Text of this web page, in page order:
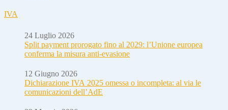
IVA
24 Luglio 2026
Split payment prorogato fino al 2029: l’Unione europea
conferma la misura anti-evasione
12 Giugno 2026
Dichiarazione IVA 2025 omessa o incompleta: al via le
comunicazioni dell’AdE